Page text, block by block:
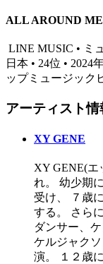
ALL AROUND ME
LINE MUSIC • ミ
日本 • 24位 • 2024
ップミュージック
アーティスト情
XY GENE
XY GENE(
れ。 幼少期
受け、 ７歳
する。 さら
ダンサー、
ケルジャク
演。 １２歳